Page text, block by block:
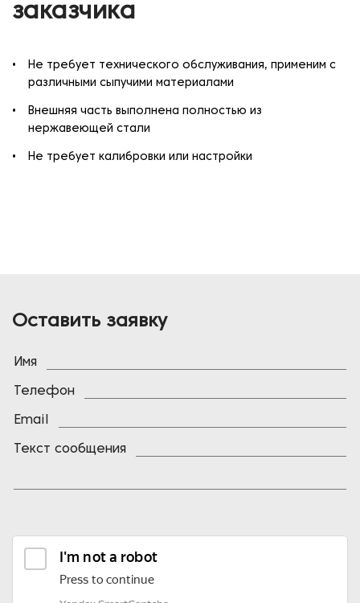
заказчика
Не требует технического обслуживания, применим с
различными сыпучими материалами
Внешняя часть выполнена полностью из
нержавеющей стали
Не требует калибровки или настройки
Оставить заявку
Имя
Телефон
Email
Текст сообщения